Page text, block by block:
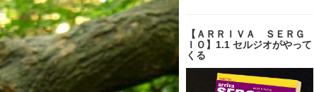
【 ＡＲＲＩＶＡ ＳＥＲＧ
ＩＯ】1.1 セルジオがやって
くる